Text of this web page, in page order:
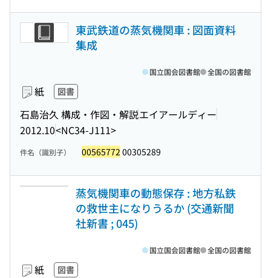
東武鉄道の蒸気機関車 : 図面資料
集成
紙 図書
石島治久 構成・作図・解説エイアールディー
2012.10<NC34-J111>
国立国会図書館 全国の図書館
件名（識別子） 00565772 00305289
蒸気機関車の動態保存 : 地方私鉄
の救世主になりうるか (交通新聞
社新書 ; 045)
紙 図書
国立国会図書館 全国の図書館